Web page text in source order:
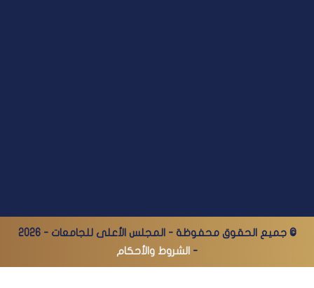
© جميع الحقوق محفوظة - المجلس الأعلى للجامعات - 2026
- الشروط والأحكام